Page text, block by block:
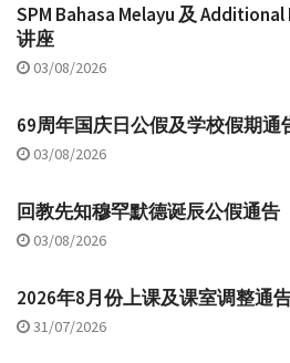
SPM Bahasa Melayu 及
讲座
03/08/2026
69周年国庆日公假及学校假期通
03/08/2026
回教先知穆罕默德诞辰公假通告
03/08/2026
2026年8月份上课及课室调整通
31/07/2026